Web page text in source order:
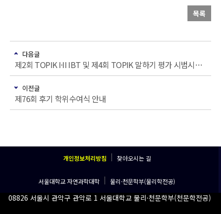
목록
다음글
제2회 TOPIK I·II IBT 및 제4회 TOPIK 말하기 평가 시범시행 지원자 모집 안내
이전글
제76회 후기 학위수여식 안내
개인정보처리방침 찾아오시는 길
서울대학교 자연과학대학 물리·천문학부(물리학전공)
08826 서울시 관악구 관악로 1 서울대학교 물리·천문학부(천문학전공)